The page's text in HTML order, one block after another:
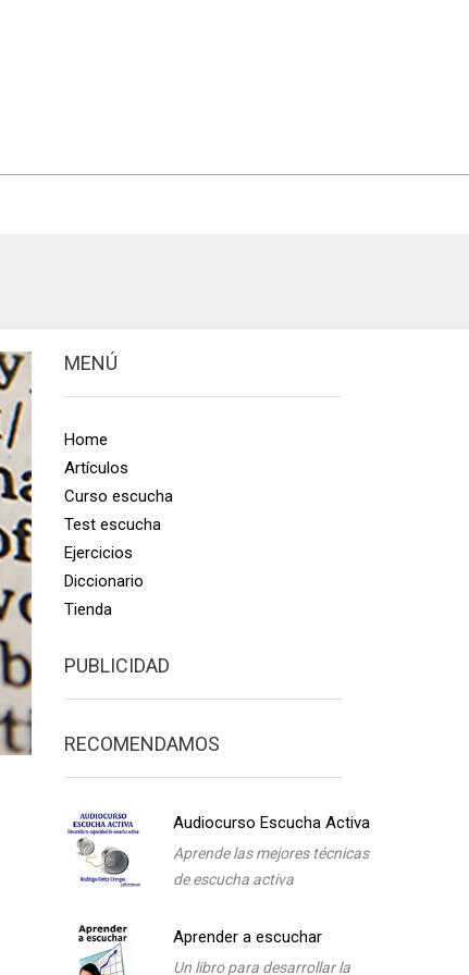
MENÚ
Home
Artículos
Curso escucha
Test escucha
Ejercicios
Diccionario
Tienda
PUBLICIDAD
RECOMENDAMOS
Audiocurso Escucha Activa
Aprende las mejores técnicas
de escucha activa
Aprender a escuchar
Un libro para desarrollar la